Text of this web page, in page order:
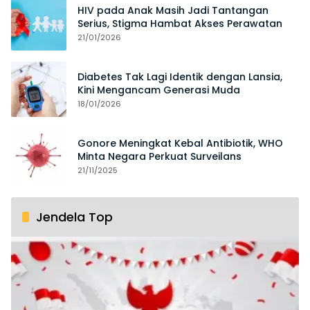
HIV pada Anak Masih Jadi Tantangan
Serius, Stigma Hambat Akses Perawatan
21/01/2026
Diabetes Tak Lagi Identik dengan Lansia,
Kini Mengancam Generasi Muda
18/01/2026
Gonore Meningkat Kebal Antibiotik, WHO
Minta Negara Perkuat Surveilans
21/11/2025
Jendela Top